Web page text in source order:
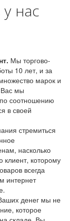
нас
Мы торгово-
10 лет, и за
марок и
мы
соотношению
в своей
стремиться
насколько
которому
всегда
интернет
денег мы не
которое